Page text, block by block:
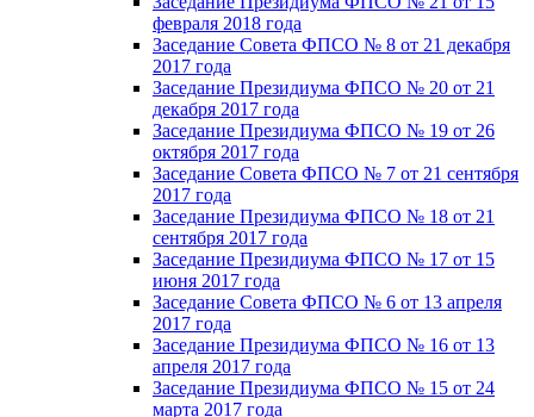
февраля 2018 года
Заседание Совета ФПСО № 8 от 21 декабря
2017 года
Заседание Президиума ФПСО № 20 от 21
декабря 2017 года
Заседание Президиума ФПСО № 19 от 26
октября 2017 года
Заседание Совета ФПСО № 7 от 21 сентября
2017 года
Заседание Президиума ФПСО № 18 от 21
сентября 2017 года
Заседание Президиума ФПСО № 17 от 15
июня 2017 года
Заседание Совета ФПСО № 6 от 13 апреля
2017 года
Заседание Президиума ФПСО № 16 от 13
апреля 2017 года
Заседание Президиума ФПСО № 15 от 24
марта 2017 года